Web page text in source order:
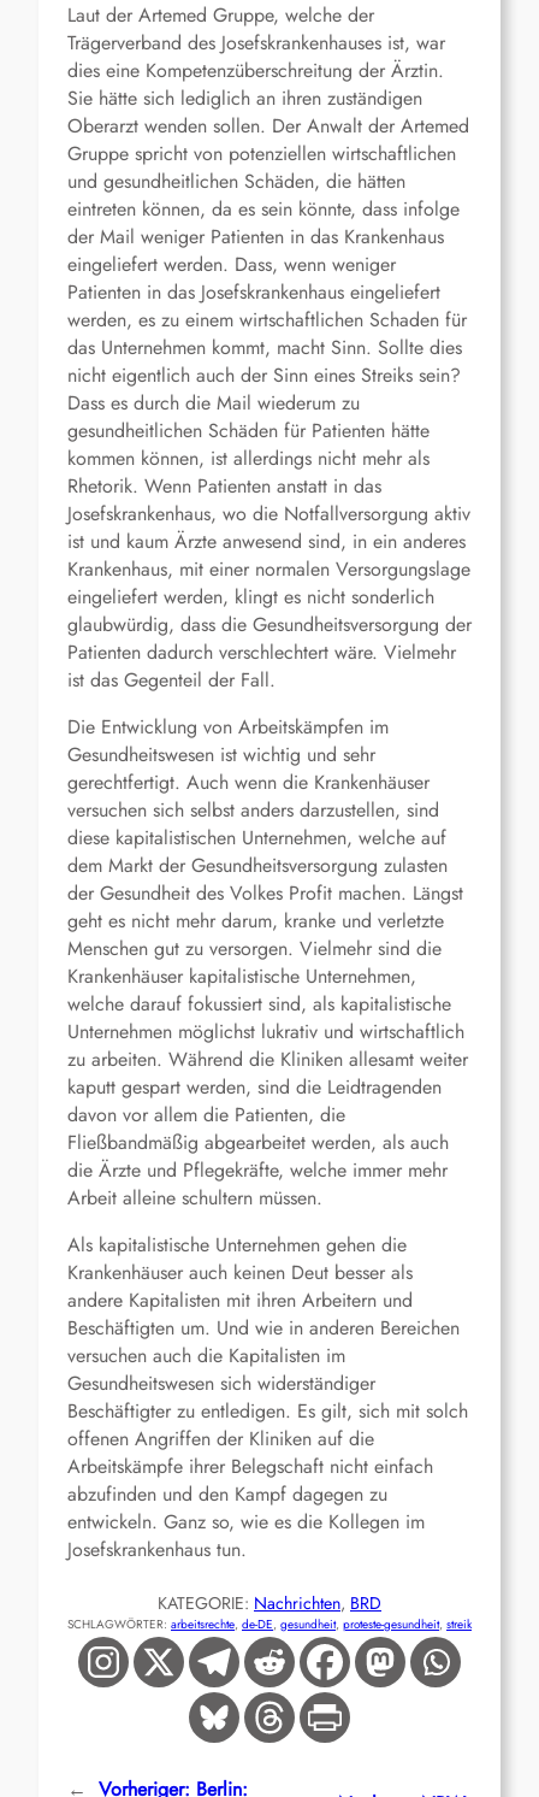
Laut der Artemed Gruppe, welche der
Trägerverband des Josefskrankenhauses ist, war
dies eine Kompetenzüberschreitung der Ärztin.
Sie hätte sich lediglich an ihren zuständigen
Oberarzt wenden sollen. Der Anwalt der Artemed
Gruppe spricht von potenziellen wirtschaftlichen
und gesundheitlichen Schäden, die hätten
eintreten können, da es sein könnte, dass infolge
der Mail weniger Patienten in das Krankenhaus
eingeliefert werden. Dass, wenn weniger
Patienten in das Josefskrankenhaus eingeliefert
werden, es zu einem wirtschaftlichen Schaden für
das Unternehmen kommt, macht Sinn. Sollte dies
nicht eigentlich auch der Sinn eines Streiks sein?
Dass es durch die Mail wiederum zu
gesundheitlichen Schäden für Patienten hätte
kommen können, ist allerdings nicht mehr als
Rhetorik. Wenn Patienten anstatt in das
Josefskrankenhaus, wo die Notfallversorgung aktiv
ist und kaum Ärzte anwesend sind, in ein anderes
Krankenhaus, mit einer normalen Versorgungslage
eingeliefert werden, klingt es nicht sonderlich
glaubwürdig, dass die Gesundheitsversorgung der
Patienten dadurch verschlechtert wäre. Vielmehr
ist das Gegenteil der Fall.
Die Entwicklung von Arbeitskämpfen im
Gesundheitswesen ist wichtig und sehr
gerechtfertigt. Auch wenn die Krankenhäuser
versuchen sich selbst anders darzustellen, sind
diese kapitalistischen Unternehmen, welche auf
dem Markt der Gesundheitsversorgung zulasten
der Gesundheit des Volkes Profit machen. Längst
geht es nicht mehr darum, kranke und verletzte
Menschen gut zu versorgen. Vielmehr sind die
Krankenhäuser kapitalistische Unternehmen,
welche darauf fokussiert sind, als kapitalistische
Unternehmen möglichst lukrativ und wirtschaftlich
zu arbeiten. Während die Kliniken allesamt weiter
kaputt gespart werden, sind die Leidtragenden
davon vor allem die Patienten, die
Fließbandmäßig abgearbeitet werden, als auch
die Ärzte und Pflegekräfte, welche immer mehr
Arbeit alleine schultern müssen.
Als kapitalistische Unternehmen gehen die
Krankenhäuser auch keinen Deut besser als
andere Kapitalisten mit ihren Arbeitern und
Beschäftigten um. Und wie in anderen Bereichen
versuchen auch die Kapitalisten im
Gesundheitswesen sich widerständiger
Beschäftigter zu entledigen. Es gilt, sich mit solch
offenen Angriffen der Kliniken auf die
Arbeitskämpfe ihrer Belegschaft nicht einfach
abzufinden und den Kampf dagegen zu
entwickeln. Ganz so, wie es die Kollegen im
Josefskrankenhaus tun.
KATEGORIE: Nachrichten, BRD
SCHLAGWÖRTER: arbeitsrechte, de-DE, gesundheit, proteste-gesundheit, streik
← Vorheriger: Berlin: